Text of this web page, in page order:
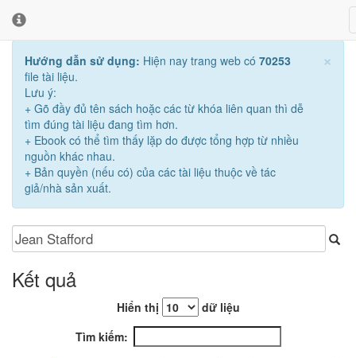
×
Hướng dẫn sử dụng: Hiện nay trang web có 70253
file tài liệu.
Lưu ý:
+ Gõ đầy đủ tên sách hoặc các từ khóa liên quan thì dễ
tìm đúng tài liệu đang tìm hơn.
+ Ebook có thể tìm thấy lặp do được tổng hợp từ nhiều
nguồn khác nhau.
+ Bản quyền (nếu có) của các tài liệu thuộc về tác
giả/nhà sản xuất.
Kết quả
Hiển thị
dữ liệu
Tìm kiếm: